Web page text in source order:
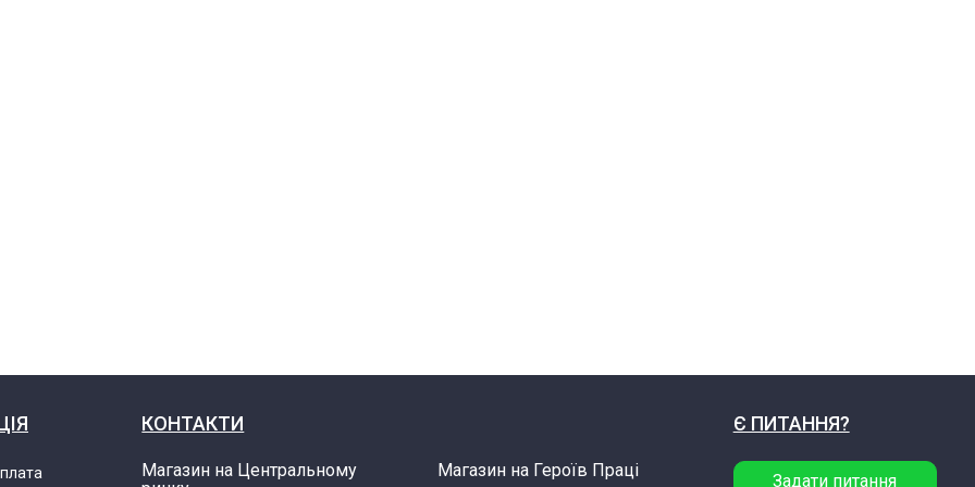
КОНТАКТИ
Магазин на Центральному
Магазин на Героїв Праці
Є ПИТАННЯ?
Задати питання